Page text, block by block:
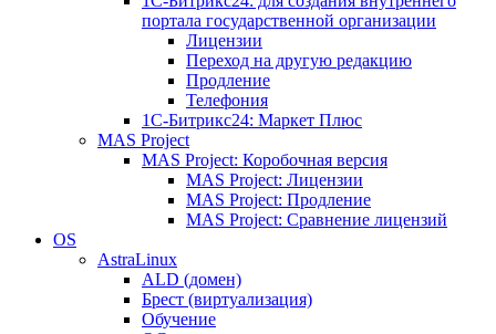
портала государственной организации
Лицензии
Переход на другую редакцию
Продление
Телефония
1С-Битрикс24: Маркет Плюс
MAS Project
MAS Project: Коробочная версия
MAS Project: Лицензии
MAS Project: Продление
MAS Project: Сравнение лицензий
OS
AstraLinux
ALD (домен)
Брест (виртуализация)
Обучение